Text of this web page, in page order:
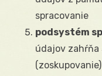
spracovanie
podsystém
údajov